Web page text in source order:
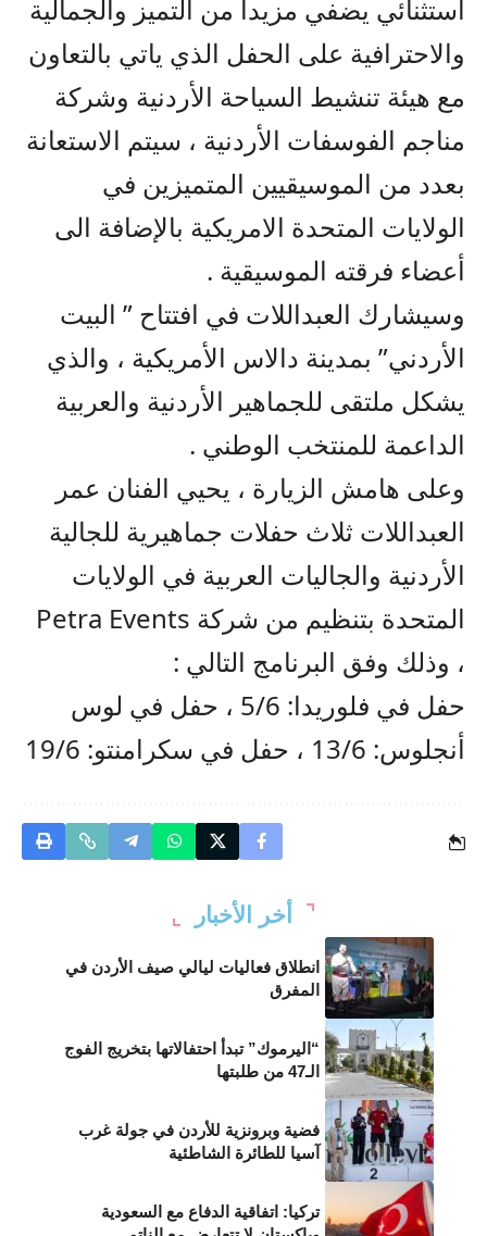
استثنائي يضفي مزيداً من التميز والجمالية
والاحترافية على الحفل الذي ياتي بالتعاون
مع هيئة تنشيط السياحة الأردنية وشركة
مناجم الفوسفات الأردنية ، سيتم الاستعانة
بعدد من الموسيقيين المتميزين في
الولايات المتحدة الامريكية بالإضافة الى
أعضاء فرقته الموسيقية .
وسيشارك العبداللات في افتتاح ” البيت
الأردني” بمدينة دالاس الأمريكية ، والذي
يشكل ملتقى للجماهير الأردنية والعربية
الداعمة للمنتخب الوطني .
وعلى هامش الزيارة ، يحيي الفنان عمر
العبداللات ثلاث حفلات جماهيرية للجالية
الأردنية والجاليات العربية في الولايات
المتحدة بتنظيم من شركة Petra Events
، وذلك وفق البرنامج التالي :
حفل في فلوريدا: 5/6 ، حفل في لوس
أنجلوس: 13/6 ، حفل في سكرامنتو: 19/6
أخر الأخبار
انطلاق فعاليات ليالي صيف الأردن في
المفرق
“اليرموك” تبدأ احتفالاتها بتخريج الفوج
الـ47 من طلبتها
فضية وبرونزية للأردن في جولة غرب
آسيا للطائرة الشاطئية
تركيا: اتفاقية الدفاع مع السعودية